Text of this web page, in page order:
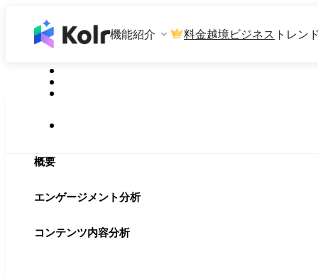
機能紹介 料金越境ビジネス トレン
概要
エンゲージメント分析
コンテンツ内容分析